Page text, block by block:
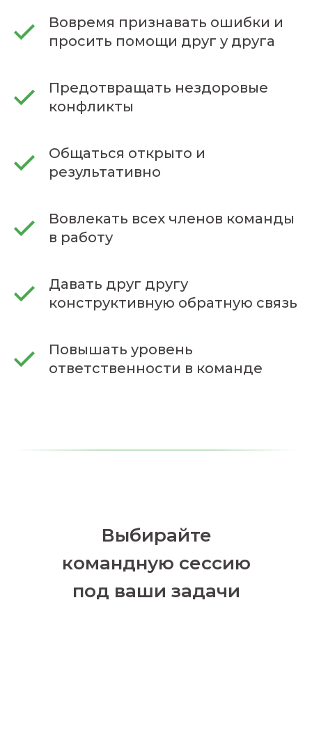
Вовремя признавать ошибки и
просить помощи друг у друга
Предотвращать нездоровые
конфликты
Общаться открыто и
результативно
Вовлекать всех членов команды
в работу
Давать друг другу
конструктивную обратную связь
Повышать уровень
ответственности в команде
Выбирайте
командную сессию
под ваши задачи